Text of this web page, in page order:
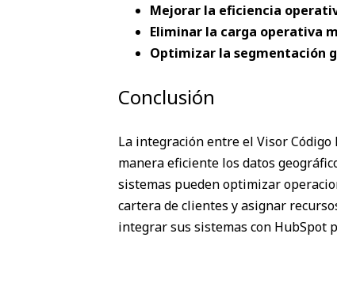
Mejorar la eficiencia
Eliminar la carga operativa
Optimizar la segmentación
Conclusión
La integración entre el Visor
manera eficiente los datos
sistemas pueden optimizar
cartera de clientes y asignar
integrar sus sistemas con HubSpot